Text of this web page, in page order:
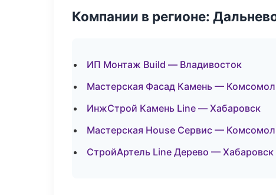
Компании в регионе:
ИП Монтаж Build — Владивосток
Мастерская Фасад Камень —
ИнжСтрой Камень Line — Хабаровск
Мастерская House Сервис —
СтройАртель Line Дерево — Хабаровск